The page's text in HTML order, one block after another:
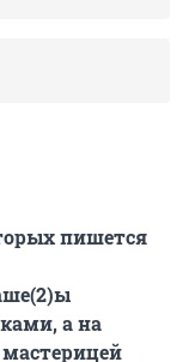
пишется
а на